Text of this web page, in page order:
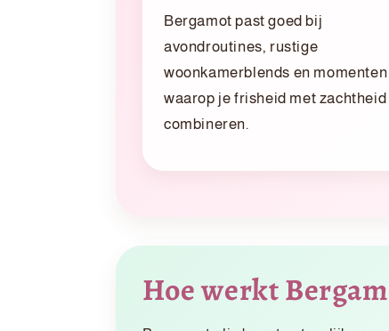
Bergamot past goed bij
avondroutines, rustige
woonkamerblends en momenten
waarop je frisheid met
combineren.
Hoe werkt